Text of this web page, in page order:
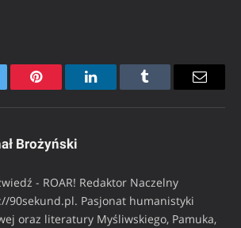
Pinterest LinkedInTumblr Email
Brożyński
- ROAR! Redaktor Naczelny
90sekund.pl. Pasjonat humanistyki
oraz literatury Myśliwskiego, Pamuka,